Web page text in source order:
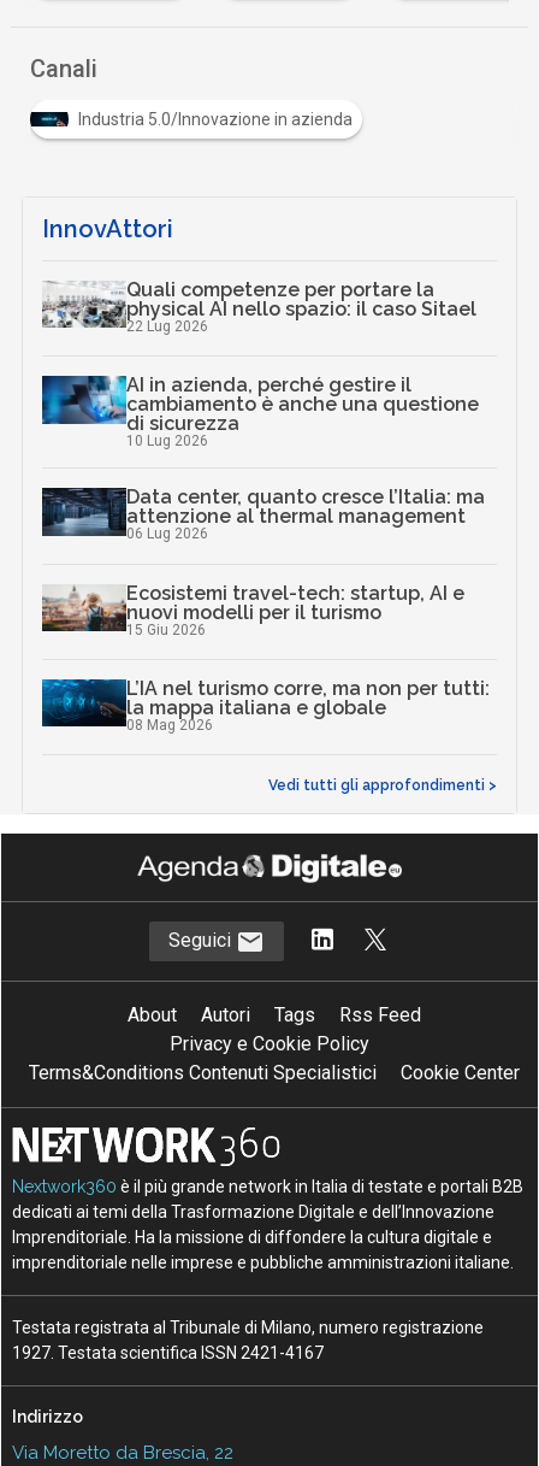
Canali
Industria 5.0/Innovazione in azienda
InnovAttori
Quali competenze per portare la
physical AI nello spazio: il caso Sitael
22 Lug 2026
AI in azienda, perché gestire il
cambiamento è anche una questione
di sicurezza
10 Lug 2026
Data center, quanto cresce l’Italia: ma
attenzione al thermal management
06 Lug 2026
Ecosistemi travel-tech: startup, AI e
nuovi modelli per il turismo
15 Giu 2026
L’IA nel turismo corre, ma non per tutti:
la mappa italiana e globale
08 Mag 2026
Vedi tutti gli approfondimenti >
Seguici
About Autori Tags
Rss Feed
Privacy e Cookie Policy
Terms&Conditions Contenuti Specialistici
Cookie Center
Nextwork360 è il più grande network in Italia di testate e portali B2B
dedicati ai temi della Trasformazione Digitale e dell’Innovazione
Imprenditoriale. Ha la missione di diffondere la cultura digitale e
imprenditoriale nelle imprese e pubbliche amministrazioni italiane.
Testata registrata al Tribunale di Milano, numero registrazione
1927. Testata scientifica ISSN 2421-4167
Indirizzo
Via Moretto da Brescia, 22